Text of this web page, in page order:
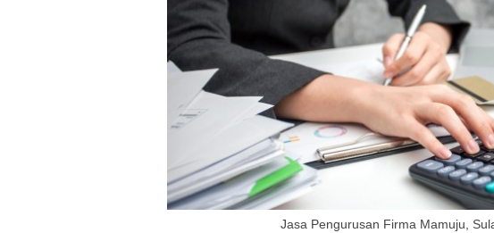
Jasa Pengurusan Firma Mamuju,